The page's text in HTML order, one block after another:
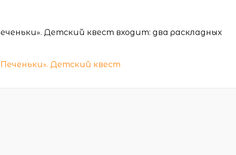
Детский квест входит: два раскладных
Детский квест